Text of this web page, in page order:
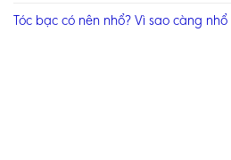
Tóc bạc có nên nhổ? Vì sao càng